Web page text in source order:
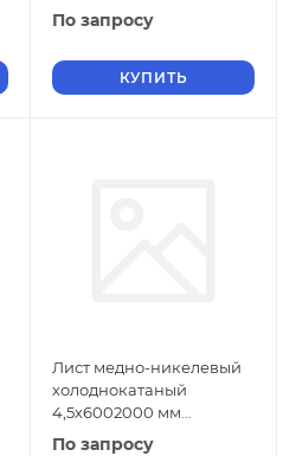
МНЖМц30-1-1 ГОСТ 5063-
По запросу
КУПИТЬ
Лист медно-никелевый
холоднокатаный
4,5х6002000 мм
МНЖМц30-1-1 ГОСТ 5063-
По запросу